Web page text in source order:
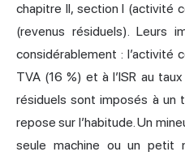
chapitre II, section I (activité
(revenus résiduels). Leurs
considérablement : l’activité
TVA (16 %) et à l’ISR au
résiduels sont imposés à un
repose sur l’habitude. Un
seule machine ou un